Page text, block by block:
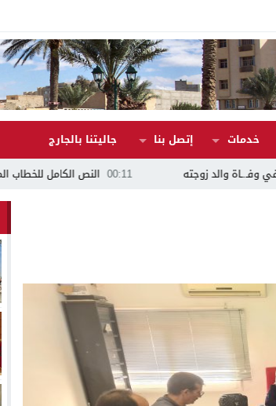
خدمات إتصل بنا
جاليتنا بالجارج
00:11 النص الكامل للخطاب الملكي بمناسبة الذكرى الـ 27 لعيد العرش